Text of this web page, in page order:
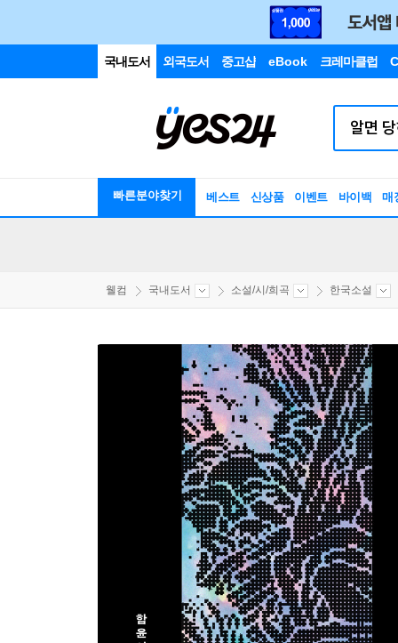
국내도서 외국도서 중고샵 eBook 크레마클럽
빠른분야찾기 베스트 신상품 이벤트 바이백 매
웰컴 국내도서 소설/시/희곡 한국소설